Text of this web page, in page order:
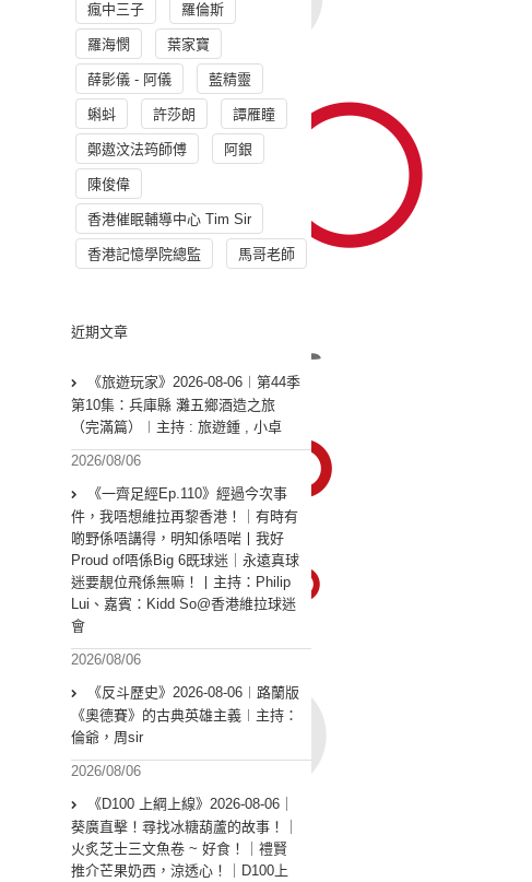
瘋中三子 羅倫斯
羅海憫 葉家寶
薛影儀 - 阿儀 藍精靈
蝌蚪 許莎朗 譚雁瞳
鄭遨汶法筠師傅 阿銀
陳俊偉
香港催眠輔導中心 Tim Sir
香港記憶學院總監 馬哥老師
近期文章
《旅遊玩家》2026-08-06︱第44季
第10集：兵庫縣 灘五鄉酒造之旅
（完滿篇）︱主持 : 旅遊鍾 , 小卓
2026/08/06
《一齊足經Ep.110》經過今次事
件，我唔想維拉再黎香港！｜有時有
啲野係唔講得，明知係唔啱丨我好
Proud of唔係Big 6既球迷｜永遠真球
迷要靚位飛係無嘛！丨主持：Philip
Lui、嘉賓：Kidd So@香港維拉球迷
會
2026/08/06
《反斗歷史》2026-08-06︱路蘭版
《奧德賽》的古典英雄主義︱主持：
倫爺，周sir
2026/08/06
《D100 上綱上線》2026-08-06｜
葵廣直擊！尋找冰糖葫蘆的故事！｜
火炙芝士三文魚卷 ~ 好食！｜禮賢
推介芒果奶西，涼透心！｜D100上